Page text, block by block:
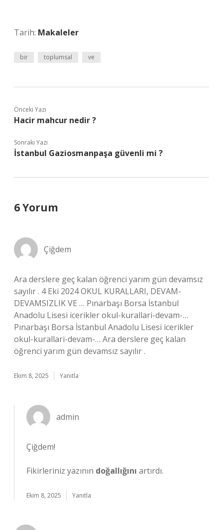
Tarih: Makaleler
bir toplumsal ve
Önceki Yazı
Hacir mahcur nedir ?
Sonraki Yazı
İstanbul Gaziosmanpaşa güvenli mi ?
6 Yorum
Çiğdem
Ara derslere geç kalan öğrenci yarım gün devamsız
sayılır . 4 Eki 2024 OKUL KURALLARI, DEVAM-
DEVAMSIZLIK VE … Pınarbaşı Borsa İstanbul
Anadolu Lisesi icerikler okul-kurallari-devam-…
Pınarbaşı Borsa İstanbul Anadolu Lisesi icerikler
okul-kurallari-devam-… Ara derslere geç kalan
öğrenci yarım gün devamsız sayılır .
Ekim 8, 2025 Yanıtla
admin
Çiğdem!
Fikirleriniz yazının doğallığını artırdı.
Ekim 8, 2025 Yanıtla